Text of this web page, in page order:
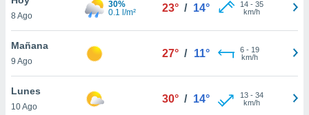
en
más
nuestra
8 Ago
30%
0.1 l/m²
23° / 14° 14- 35
km/h
Mañana
9 Ago
27° / 11° 6- 19
km/h
Lunes
10 Ago
30° / 14° 13- 34
km/h